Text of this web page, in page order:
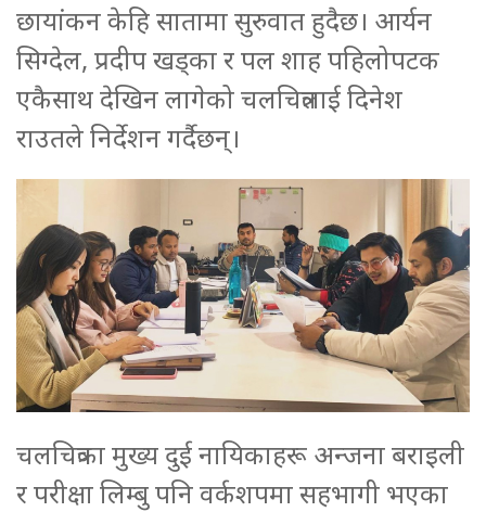
छायांकन केहि सातामा सुरुवात हुदैछ। आर्यन
सिग्देल, प्रदीप खड्का र पल शाह पहिलोपटक
एकैसाथ देखिन लागेको चलचित्रलाई दिनेश
राउतले निर्देशन गर्दैछन्।
चलचित्रका मुख्य दुई नायिकाहरू अन्जना बराइली
र परीक्षा लिम्बु पनि वर्कशपमा सहभागी भएका